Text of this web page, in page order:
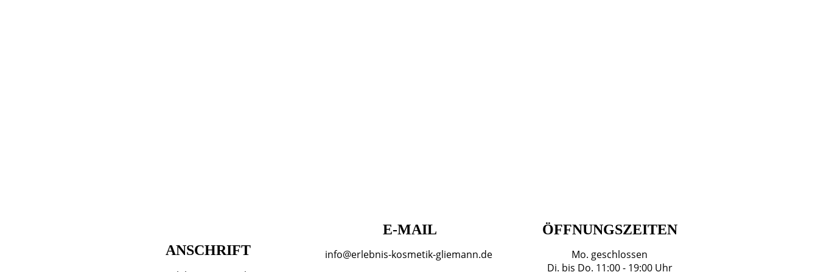
ANSCHRIFT
E-MAIL
info@erlebnis-kosmetik-gliemann.de
ÖFFNUNGSZEITEN
Mo. geschlossen
Di. bis Do. 11:00 - 19:00 Uhr